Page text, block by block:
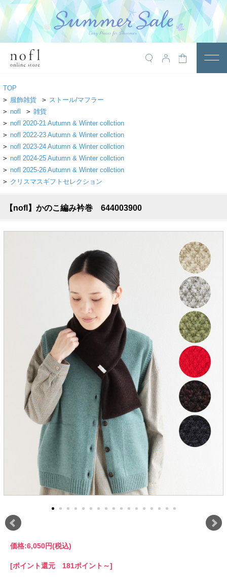
￥10,800税込以上で送料無料
トップス
アウター
ワンピース
サロペット
パンツ
全てのアイテム
SALE ITEM
福袋
ブランド
マイページ
お買い物カゴ
配送遅延情報
ご利用について
実店舗のご案内
FOLLOW US ON
LINE@お友だち登録で
10%OFFクーポンプレゼント中!
TOP
> 服飾雑貨 > ストール/マフラー
> nofl > 雑貨
> nofl 2020-21 Autumn & Winter collction
> nofl 2022-23 Autumn & Winter collction
> nofl 2023-24 Autumn & Winter collction
> nofl 2024-25 Autumn & Winter collction
> nofl 2025-26 Autumn & Winter collction
> クリスマスギフトセレクション
【nofl】かのこ編み衿巻 644003900
価格:6,050円(税込)
[ポイント還元 181ポイント～]